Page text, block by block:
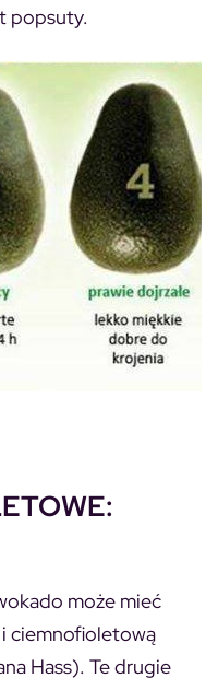
popsuty.
może mieć
ciemnofioletową
Hass). Te drugie